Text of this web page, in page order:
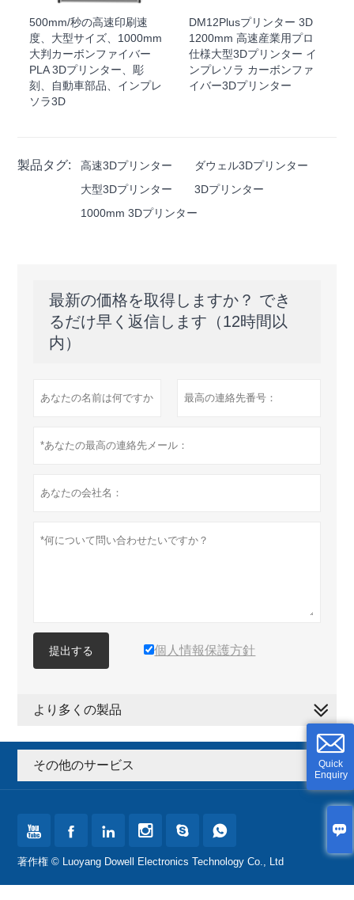

Quick
Enquiry
500mm/秒の高速印刷速
度、大型サイズ、1000mm
大判カーボンファイバー
PLA 3Dプリンター、彫
刻、自動車部品、インプレ
ソラ3D
DM12Plusプリンター 3D
1200mm 高速産業用プロ
仕様大型3Dプリンター イ
ンプレソラ カーボンファ
イバー3Dプリンター
製品タグ: 高速3Dプリンター
ダウェル3Dプリンター
大型3Dプリンター
3Dプリンター
1000mm 3Dプリンター
最新の価格を取得しますか？ でき
るだけ早く返信します（12時間以
内）
提出する 個人情報保護方針
より多くの製品
その他のサービス
     
著作権 © Luoyang Dowell Electronics Technology Co., Ltd